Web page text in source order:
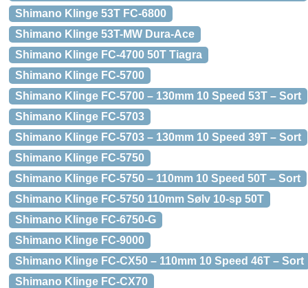
Shimano Klinge 53T FC-6800
Shimano Klinge 53T-MW Dura-Ace
Shimano Klinge FC-4700 50T Tiagra
Shimano Klinge FC-5700
Shimano Klinge FC-5700 – 130mm 10 Speed 53T – Sort
Shimano Klinge FC-5703
Shimano Klinge FC-5703 – 130mm 10 Speed 39T – Sort
Shimano Klinge FC-5750
Shimano Klinge FC-5750 – 110mm 10 Speed 50T – Sort
Shimano Klinge FC-5750 110mm Sølv 10-sp 50T
Shimano Klinge FC-6750-G
Shimano Klinge FC-9000
Shimano Klinge FC-CX50 – 110mm 10 Speed 46T – Sort
Shimano Klinge FC-CX70